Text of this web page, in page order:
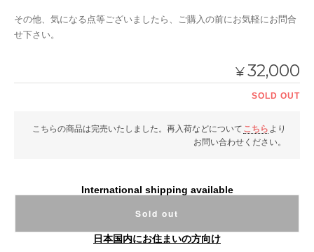
その他、気になる点等ございましたら、ご購入の前にお気軽にお問合
せ下さい。
¥32,000
SOLD OUT
こちらの商品は完売いたしました。再入荷などについて こちら より
お問い合わせください。
International shipping available
Sold out
日本国内にお住まいの方向け